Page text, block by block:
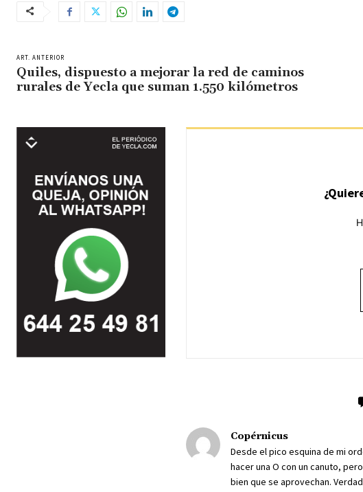
ART. ANTERIOR
Quiles, dispuesto a mejorar la red de caminos
rurales de Yecla que suman 1.550 kilómetros
Copérnicus
Desde el pico esquina de mi
hacer una O con un canuto,
bien que se aprovechan.